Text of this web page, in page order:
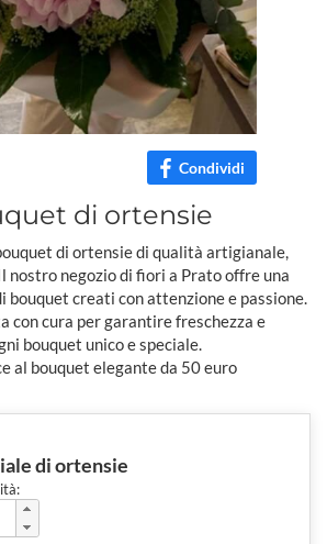
Condividi
di ortensie
di ortensie di qualità artigianale,
nostro negozio di fiori a Prato offre una
bouquet creati con attenzione e passione.
con cura per garantire freschezza e
bouquet unico e speciale.
al bouquet elegante da 50 euro
di ortensie